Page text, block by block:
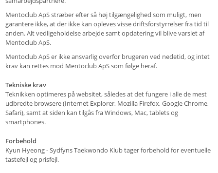
Mentoclub ApS stræber efter så høj tilgængelighed som muligt, men
garantere ikke, at der ikke kan opleves visse driftsforstyrrelser fra tid til
anden. Alt vedligeholdelse arbejde samt opdatering vil blive varslet af
Mentoclub ApS.
Mentoclub ApS er ikke ansvarlig overfor brugeren ved nedetid, og intet
krav kan rettes mod Mentoclub ApS som følge heraf.
Tekniske krav
Teknikken optimeres på websitet, således at det fungere i alle de mest
udbredte browsere (Internet Explorer, Mozilla Firefox, Google Chrome,
Safari), samt at siden kan tilgås fra Windows, Mac, tablets og
smartphones.
Forbehold
Kyun Hyeong - Sydfyns Taekwondo Klub tager forbehold for eventuelle
tastefejl og prisfejl.